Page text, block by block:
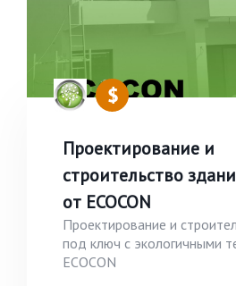
Проектирование и
строительство
от ECOCON
Проектирование и
под ключ с экологичными
ECOCON